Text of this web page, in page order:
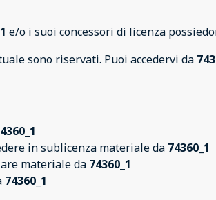
e/o i suoi concessori di licenza
sono riservati. Puoi accedervi da
in sublicenza materiale da 74360_1
materiale da 74360_1
74360_1